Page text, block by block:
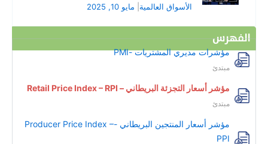
الأسواق العالمية مايو 10, 2025
الفهرس
مؤشرات مديري المشتريات -PMI
مبتدئ
مؤشر أسعار التجزئة البريطاني – Retail Price Index – RPI
مبتدئ
مؤشر أسعار المنتجين البريطاني -Producer Price Index –
PPI